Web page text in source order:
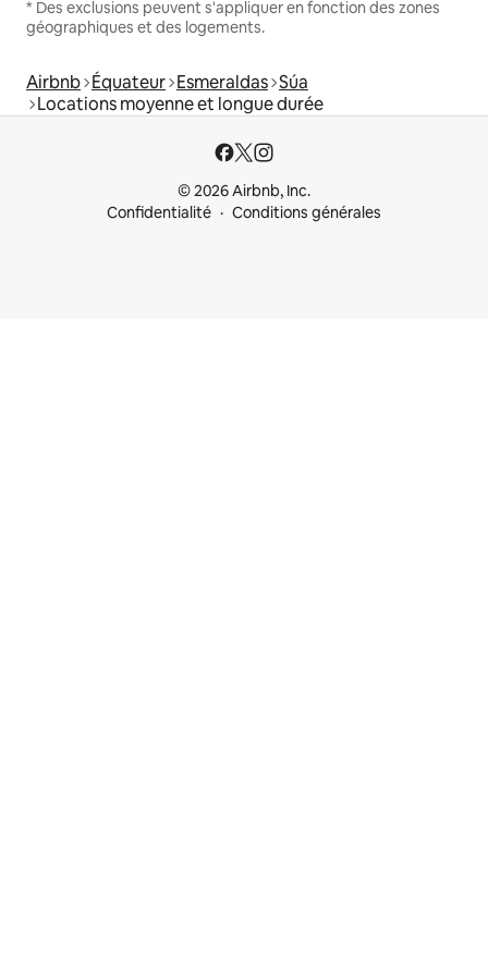
* Des exclusions peuvent s'appliquer en fonction des zones
géographiques et des logements.
Airbnb Équateur Esmeraldas Súa
Locations moyenne et longue durée
© 2026 Airbnb, Inc.
Confidentialité
Conditions générales